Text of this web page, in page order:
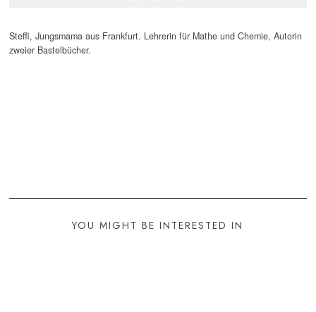
Steffi, Jungsmama aus Frankfurt. Lehrerin für Mathe und Chemie, Autorin
zweier Bastelbücher.
YOU MIGHT BE INTERESTED IN